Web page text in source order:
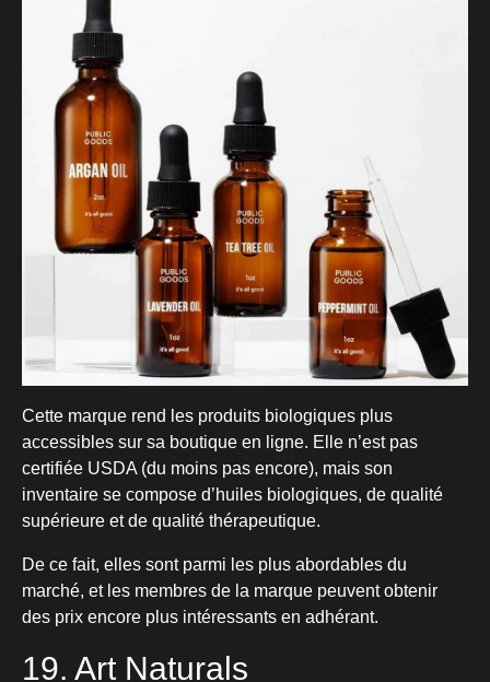
Cette marque rend les produits biologiques plus
accessibles sur sa boutique en ligne. Elle n’est pas
certifiée USDA (du moins pas encore), mais son
inventaire se compose d’huiles biologiques, de qualité
supérieure et de qualité thérapeutique.
De ce fait, elles sont parmi les plus abordables du
marché, et les membres de la marque peuvent obtenir
des prix encore plus intéressants en adhérant.
19. Art Naturals